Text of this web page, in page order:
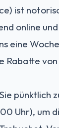
ist
online
eine
Rabatte von
pünktlich
Uhr), um